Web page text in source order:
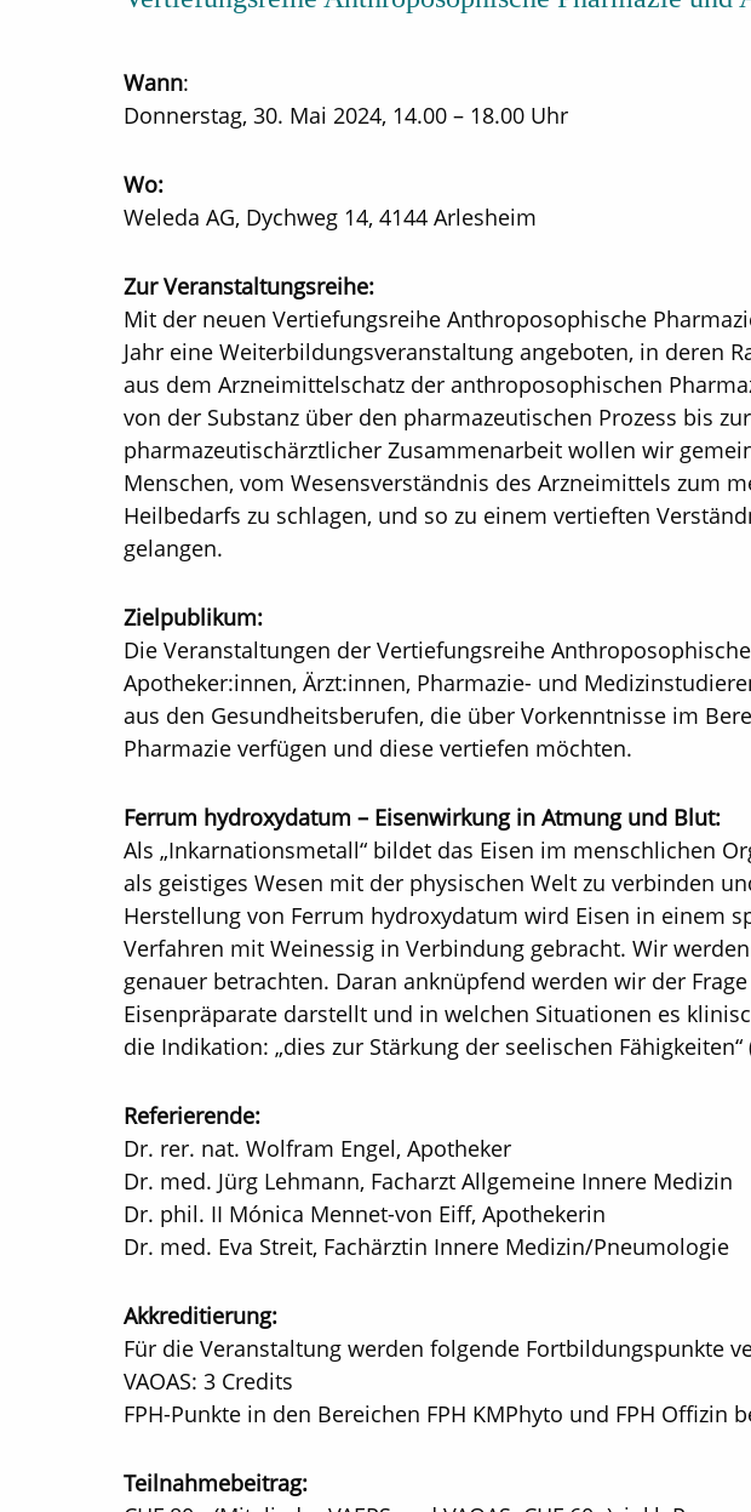
Wann:
Donnerstag, 30. Mai 2024, 14.00 – 18.00 Uhr
Wo:
Weleda AG, Dychweg 14, 4144 Arlesheim
Zur Veranstaltungsreihe:
Mit der neuen Vertiefungsreihe Anthroposophische
Jahr eine Weiterbildungsveranstaltung angeboten, in deren
aus dem Arzneimittelschatz der anthroposophischen
von der Substanz über den pharmazeutischen Prozess bis
pharmazeutischärztlicher Zusammenarbeit wollen wir
Menschen, vom Wesensverständnis des Arzneimittels zum
Heilbedarfs zu schlagen, und so zu einem vertieften
gelangen.
Zielpublikum:
Die Veranstaltungen der Vertiefungsreihe
Apotheker:innen, Ärzt:innen, Pharmazie- und
aus den Gesundheitsberufen, die über Vorkenntnisse im
Pharmazie verfügen und diese vertiefen möchten.
Ferrum hydroxydatum – Eisenwirkung in Atmung und Blut:
Als „Inkarnationsmetall“ bildet das Eisen im menschlichen
als geistiges Wesen mit der physischen Welt zu verbinden
Herstellung von Ferrum hydroxydatum wird Eisen in einem
Verfahren mit Weinessig in Verbindung gebracht. Wir
genauer betrachten. Daran anknüpfend werden wir der
Eisenpräparate darstellt und in welchen Situationen es
die Indikation: „dies zur Stärkung der seelischen
Referierende:
Dr. rer. nat. Wolfram Engel, Apotheker
Dr. med. Jürg Lehmann, Facharzt Allgemeine Innere Medizin
Dr. phil. II Mónica Mennet-von Eiff, Apothekerin
Dr. med. Eva Streit, Fachärztin Innere Medizin/Pneumologie
Akkreditierung:
Für die Veranstaltung werden folgende Fortbildungspunkte
VAOAS: 3 Credits
FPH-Punkte in den Bereichen FPH KMPhyto und FPH Offizin
Teilnahmebeitrag: